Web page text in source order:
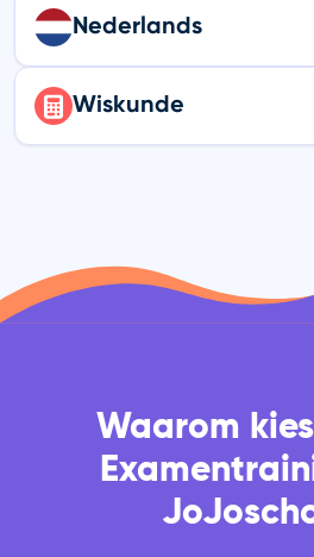
Nederlands
Wiskunde
Waarom